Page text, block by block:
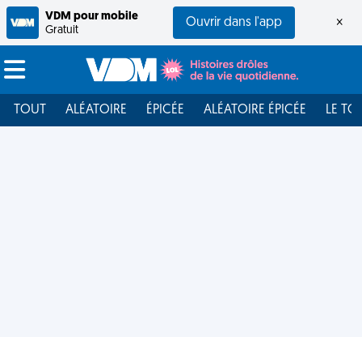
VDM pour mobile
Gratuit
Ouvrir dans l'app ×
TOUT ALÉATOIRE ÉPICÉE ALÉATOIRE ÉPICÉE LE